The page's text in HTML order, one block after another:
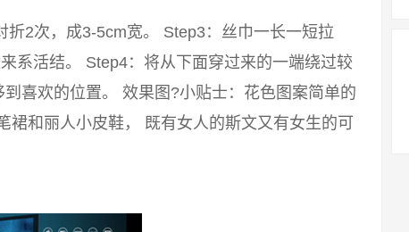
2次，成3-5cm宽。 Step3：丝巾一长一短拉
系活结。 Step4：将从下面穿过来的一端绕过较
喜欢的位置。 效果图?小贴士：花色图案简单的
和丽人小皮鞋， 既有女人的斯文又有女生的可